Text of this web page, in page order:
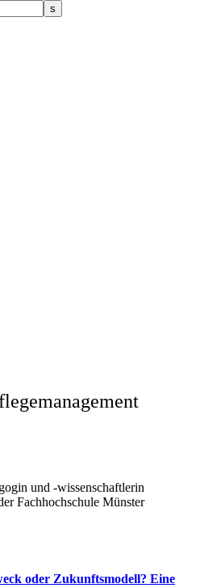
und -wissenschaftlerin
Fachhochschule Münster
oder Zukunftsmodell? Eine